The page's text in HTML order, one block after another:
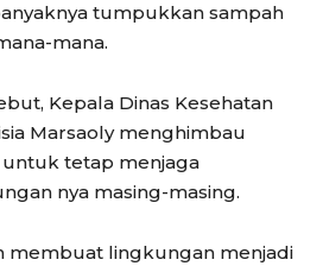
tumpukkan sampah
mana.
Kepala Dinas Kesehatan
Marsaoly menghimbau
tetap menjaga
nya masing-masing.
membuat lingkungan menjadi